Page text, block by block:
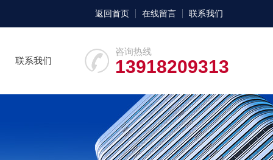
返回首页 在线留言 联系我们
咨询热线
13918209313
联系我们